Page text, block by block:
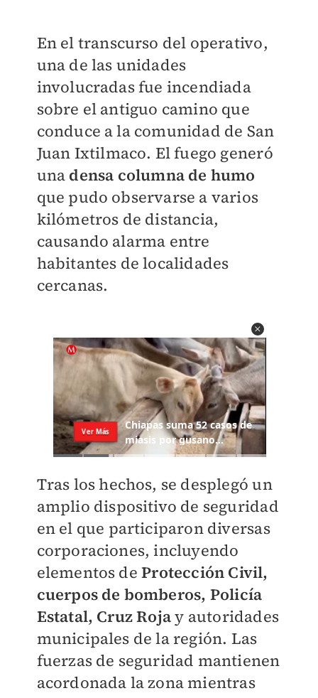
En el transcurso del operativo,
una de las unidades
involucradas fue incendiada
sobre el antiguo camino que
conduce a la comunidad de San
Juan Ixtilmaco. El fuego generó
una densa columna de humo
que pudo observarse a varios
kilómetros de distancia,
causando alarma entre
habitantes de localidades
cercanas.
Tras los hechos, se desplegó un
amplio dispositivo de seguridad
en el que participaron diversas
corporaciones, incluyendo
elementos deProtección Civil,
cuerpos de bomberos, Policía
Estatal, Cruz Rojay autoridades
municipales de la región. Las
fuerzas de seguridad mantienen
acordonada la zona mientras